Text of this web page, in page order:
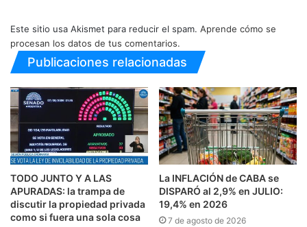
Este sitio usa Akismet para reducir el spam. Aprende cómo se
procesan los datos de tus comentarios.
Publicaciones relacionadas
TODO JUNTO Y A LAS
APURADAS: la trampa de
discutir la propiedad privada
como si fuera una sola cosa
La INFLACIÓN de CABA se
DISPARÓ al 2,9% en JULIO:
19,4% en 2026
7 de agosto de 2026